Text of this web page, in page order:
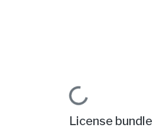
Loading...
License bundle